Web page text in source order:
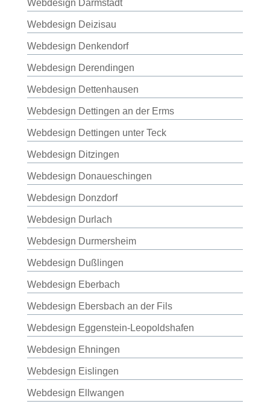
Webdesign Darmstadt
Webdesign Deizisau
Webdesign Denkendorf
Webdesign Derendingen
Webdesign Dettenhausen
Webdesign Dettingen an der Erms
Webdesign Dettingen unter Teck
Webdesign Ditzingen
Webdesign Donaueschingen
Webdesign Donzdorf
Webdesign Durlach
Webdesign Durmersheim
Webdesign Dußlingen
Webdesign Eberbach
Webdesign Ebersbach an der Fils
Webdesign Eggenstein-Leopoldshafen
Webdesign Ehningen
Webdesign Eislingen
Webdesign Ellwangen